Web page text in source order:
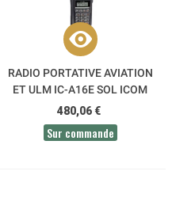
RADIO PORTATIVE AVIATION
ET ULM IC-A16E SOL ICOM
480,06 €
Sur commande